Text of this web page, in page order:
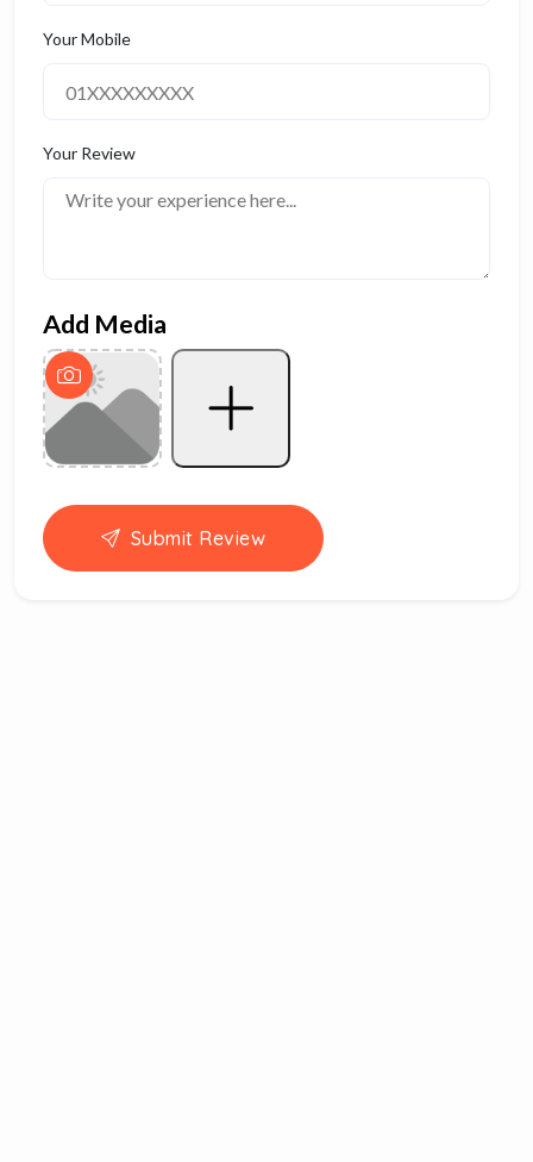
Your Mobile
Your Review
Add Media
Submit Review